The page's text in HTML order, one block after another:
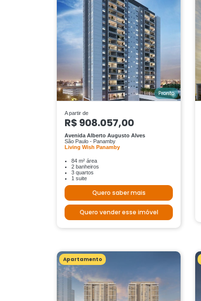
Pronto
A partir de
R$ 908.057,00
Avenida Alberto Augusto Alves
São Paulo - Panamby
Living Wish Panamby
84 m² área
2 banheiros
3 quartos
1 suite
Quero saber mais
Quero vender esse imóvel
Apartamento